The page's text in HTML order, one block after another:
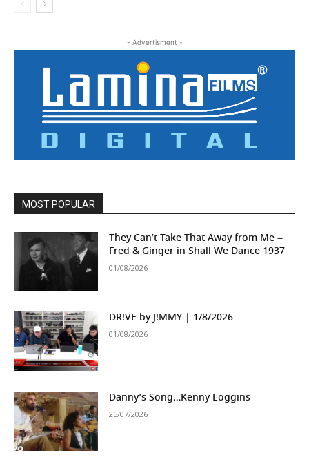
- Advertisment -
MOST POPULAR
They Can’t Take That Away from Me –
Fred & Ginger in Shall We Dance 1937
01/08/2026
DR!VE by J!MMY | 1/8/2026
01/08/2026
Danny’s Song…Kenny Loggins
25/07/2026